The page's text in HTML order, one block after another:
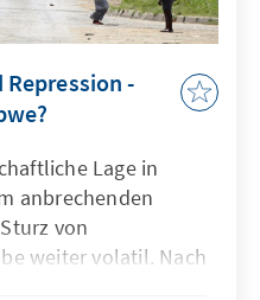
-
Lage in
anbrechenden
von
weiter volatil. Nach